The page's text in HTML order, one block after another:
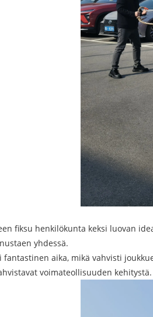
fiksu henkilökunta keksi luovan
yhdessä.
aika, mikä vahvisti
voimateollisuuden kehitystä.